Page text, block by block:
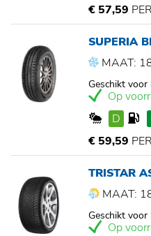
€ 57,59
SUPERIA
MAAT:
Geschikt voor
Op
D
€ 59,59
TRISTAR
MAAT:
Geschikt voor
Op